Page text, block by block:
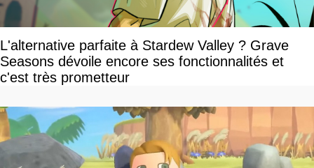
L'alternative parfaite à Stardew Valley ? Grave
Seasons dévoile encore ses fonctionnalités et
c'est très prometteur